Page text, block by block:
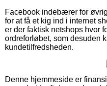
Facebook indebærer for
for at få et kig ind i internet
er der faktisk netshops hvor
ordreforløbet, som desuden
kundetilfredsheden.
Denne hjemmeside er